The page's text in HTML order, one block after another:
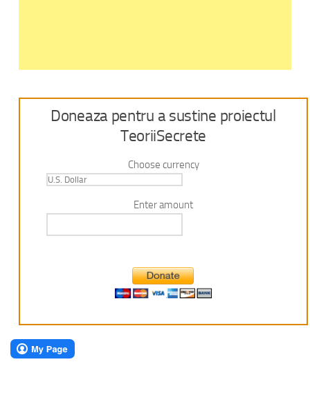
Doneaza pentru a sustine proiectul
TeoriiSecrete
Choose currency
Enter amount